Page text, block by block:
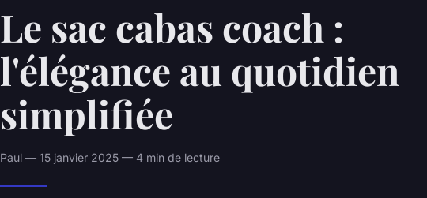
Le sac cabas coach :
l'élégance au quotidien
simplifiée
Paul — 15 janvier 2025 — 4 min de lecture